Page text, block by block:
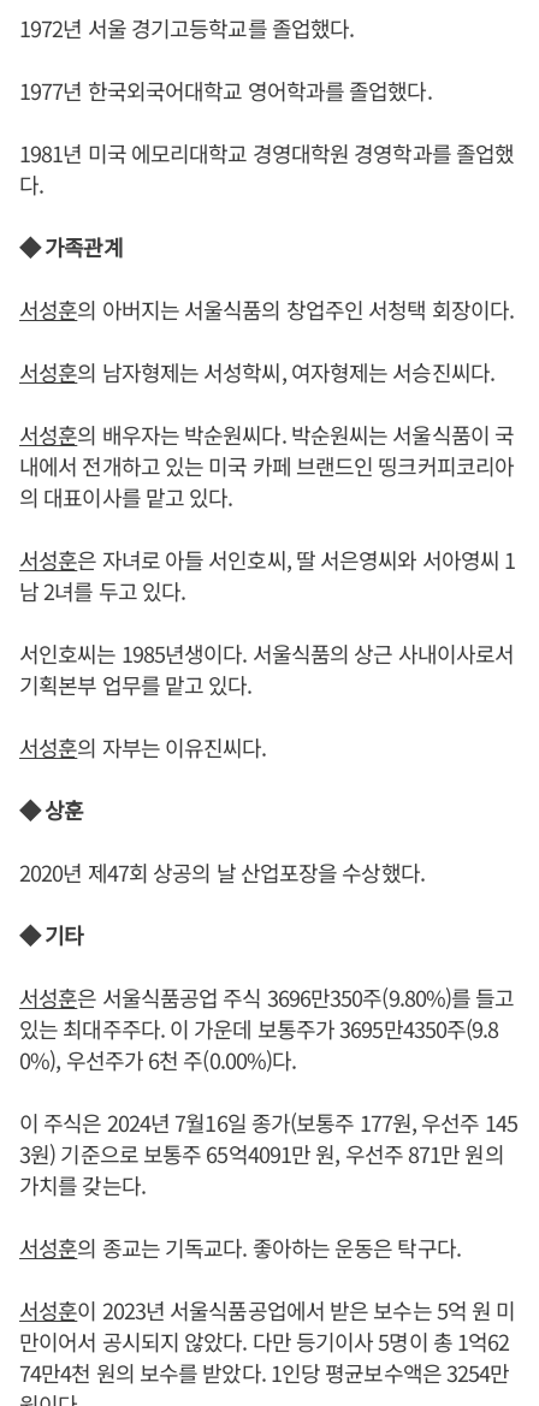
1972년 서울 경기고등학교를 졸업했다.
1977년 한국외국어대학교 영어학과를 졸업했다.
1981년 미국 에모리대학교 경영대학원 경영학과를 졸업했
다.
◆ 가족관계
서성훈의 아버지는 서울식품의 창업주인 서청택 회장이다.
서성훈의 남자형제는 서성학씨, 여자형제는 서승진씨다.
서성훈의 배우자는 박순원씨다. 박순원씨는 서울식품이 국
내에서 전개하고 있는 미국 카페 브랜드인 띵크커피코리아
의 대표이사를 맡고 있다.
서성훈은 자녀로 아들 서인호씨, 딸 서은영씨와 서아영씨 1
남 2녀를 두고 있다.
서인호씨는 1985년생이다. 서울식품의 상근 사내이사로서
기획본부 업무를 맡고 있다.
서성훈의 자부는 이유진씨다.
◆ 상훈
2020년 제47회 상공의 날 산업포장을 수상했다.
◆ 기타
서성훈은 서울식품공업 주식 3696만350주(9.80%)를 들고
있는 최대주주다. 이 가운데 보통주가 3695만4350주(9.8
0%), 우선주가 6천 주(0.00%)다.
이 주식은 2024년 7월16일 종가(보통주 177원, 우선주 145
3원) 기준으로 보통주 65억4091만 원, 우선주 871만 원의
가치를 갖는다.
서성훈의 종교는 기독교다. 좋아하는 운동은 탁구다.
서성훈이 2023년 서울식품공업에서 받은 보수는 5억 원 미
만이어서 공시되지 않았다. 다만 등기이사 5명이 총 1억62
74만4천 원의 보수를 받았다. 1인당 평균보수액은 3254만